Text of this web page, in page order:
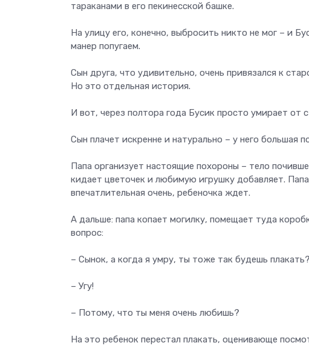
тараканами в его пекинесской башке.
На улицу его, конечно, выбросить никто не мог – и
манер попугаем.
Сын друга, что удивительно, очень привязался к
Но это отдельная история.
И вот, через полтора года Бусик просто умирает от
Сын плачет искренне и натурально – у него большая
Папа организует настоящие похороны – тело
кидает цветочек и любимую игрушку добавляет.
впечатлительная очень, ребеночка ждет.
А дальше: папа копает могилку, помещает туда
вопрос:
– Сынок, а когда я умру, ты тоже так будешь плакать?
– Угу!
– Потому, что ты меня очень любишь?
На это ребенок перестал плакать, оценивающе